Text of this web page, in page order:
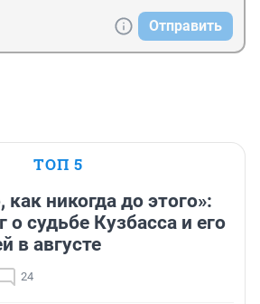
Отправить
ТОП 5
как никогда до этого»:
о судьбе Кузбасса и его
в августе
24